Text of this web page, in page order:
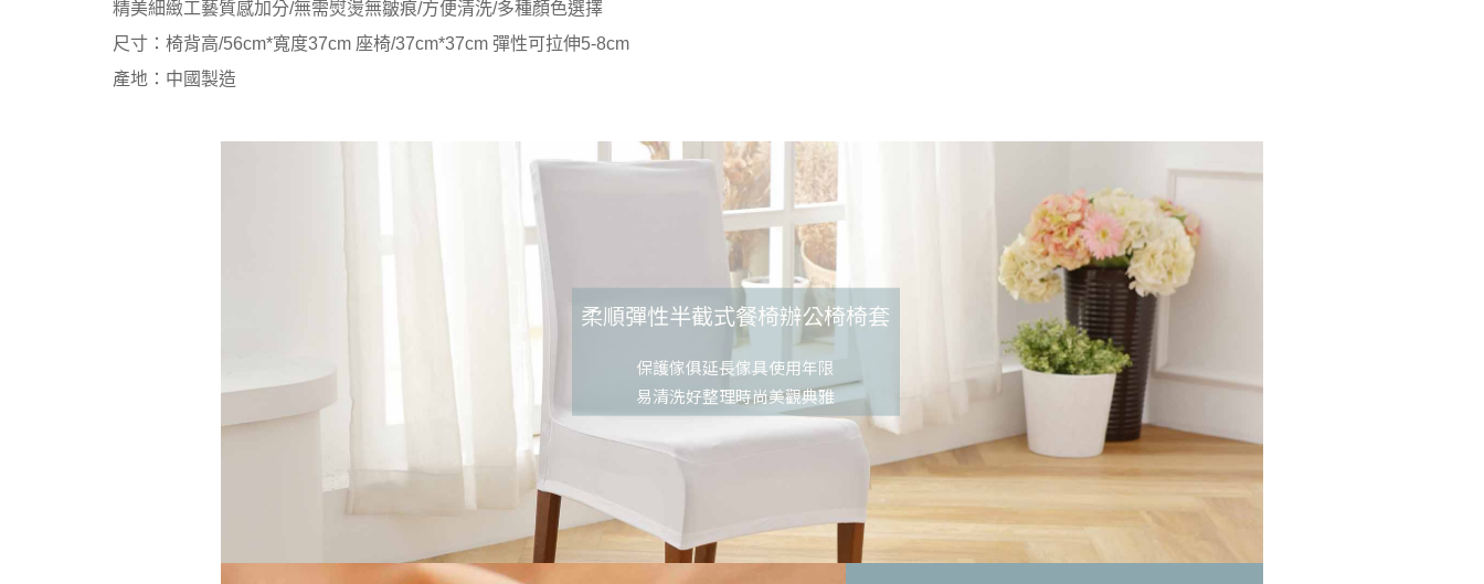
精美細緻工藝質感加分/無需熨燙無皺痕/方便清洗/多種顏色選擇
尺寸：椅背高/56cm*寬度37cm 座椅/37cm*37cm 彈性可拉伸5-8cm
產地：中國製造
柔順彈性半截式餐椅辦公椅椅套
保護傢俱延長傢具使用年限
易清洗好整理時尚美觀典雅